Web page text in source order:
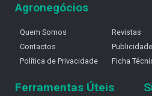
Agronegócios
Quem Somos
Contactos
Política de Privacidade
Revistas
Publicidade
Ficha
Ferramentas Úteis